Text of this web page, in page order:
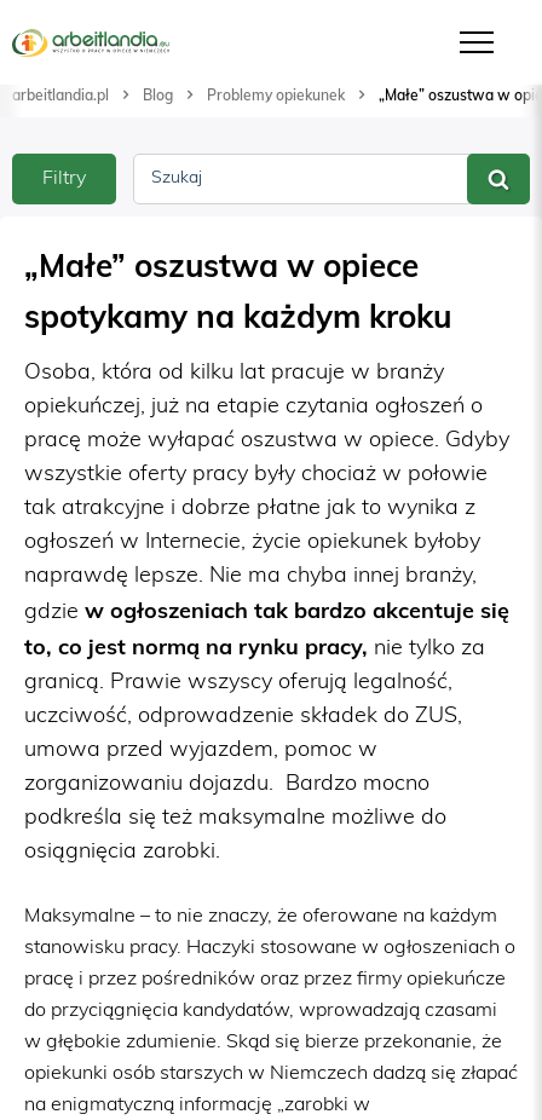
arbeitlandia.pl Blog Problemy opiekunek „Małe” oszustwa w
„Małe” oszustwa w opiece
spotykamy na każdym kroku
Osoba, która od kilku lat pracuje w branży
opiekuńczej, już na etapie czytania ogłoszeń o
pracę może wyłapać oszustwa w opiece. Gdyby
wszystkie oferty pracy były chociaż w połowie
tak atrakcyjne i dobrze płatne jak to wynika z
ogłoszeń w Internecie, życie opiekunek byłoby
naprawdę lepsze. Nie ma chyba innej branży,
gdzie w ogłoszeniach tak bardzo akcentuje się
to, co jest normą na rynku pracy, nie tylko za
granicą. Prawie wszyscy oferują legalność,
uczciwość, odprowadzenie składek do ZUS,
umowa przed wyjazdem, pomoc w
zorganizowaniu dojazdu. Bardzo mocno
podkreśla się też maksymalne możliwe do
osiągnięcia zarobki.
Maksymalne – to nie znaczy, że oferowane na każdym
stanowisku pracy. Haczyki stosowane w ogłoszeniach o
pracę i przez pośredników oraz przez firmy opiekuńcze
do przyciągnięcia kandydatów, wprowadzają czasami
w głębokie zdumienie. Skąd się bierze przekonanie, że
opiekunki osób starszych w Niemczech dadzą się złapać
na enigmatyczną informację „zarobki w
Filtry Szukaj